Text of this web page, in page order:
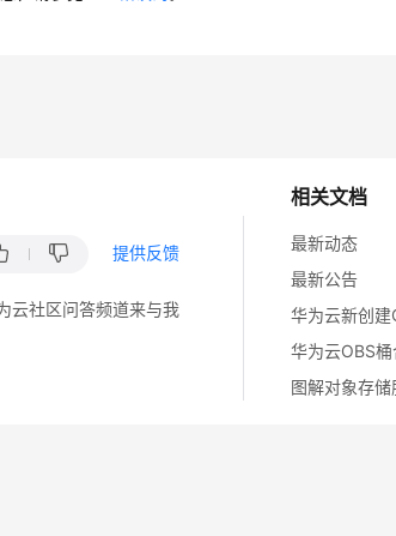
相关文档
最新动态
最新公告
华为云OBS
图解对象存储
提供反馈
云社区问答频道来与我